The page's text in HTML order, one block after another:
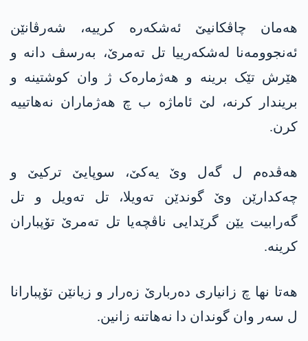
ھەمان چاڤکانیێ ئەشکەرە کرییە، شەرڤانێن
ئه‌نجوومه‌نا لەشکەرییا تل تەمرێ، بەرسڤ دانە و
هێرش تێک برینە و ھەژمارەک ژ وان کوشتینە و
بریندار کرنە، لێ ئاماژە ب چ ھەژماران نەھاتییە
کرن.
ھەڤدەم ل گەل وێ یەکێ، سوپایێ ترکیێ و
چەکدارێن وێ گوندێن تەویلا، تل تەویل و تل
گەرابیت یێن گرێدایی ناڤچەیا تل تەمرێ تۆپباران
کرینە.
ھەتا نھا چ زانیاری دەربارێ زەرار و زیانێن تۆپبارانا
ل سەر وان گوندان دا نەھاتنە زانین.